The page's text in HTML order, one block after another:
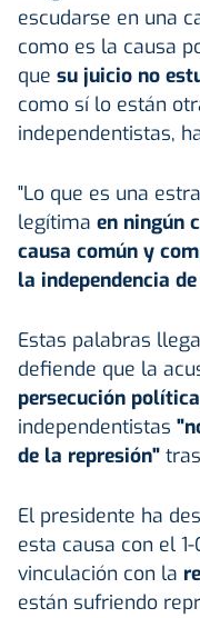
escudarse en una
como es la causa
que su juicio no
como sí lo están
independentistas,
"Lo que es una
legítima en ningún
causa común y
la independencia
Estas palabras
defiende que la
persecución
independentistas
de la represión"
El presidente ha
esta causa con el
vinculación con la
están sufriendo